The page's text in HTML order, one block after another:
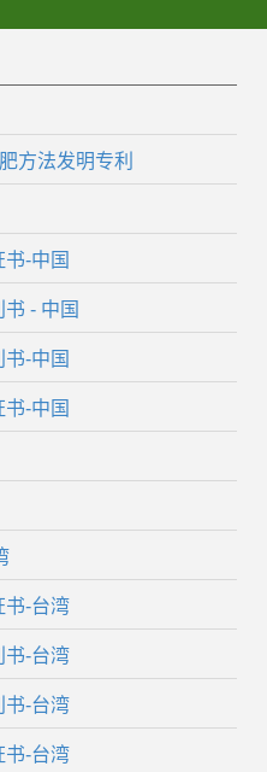
方法发明专利
-中国
- 中国
-中国
-中国
书-台湾
书-台湾
书-台湾
书-台湾